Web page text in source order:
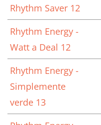
Rhythm Saver 12
Rhythm Energy -
Watt a Deal 12
Rhythm Energy -
Simplemente
verde 13